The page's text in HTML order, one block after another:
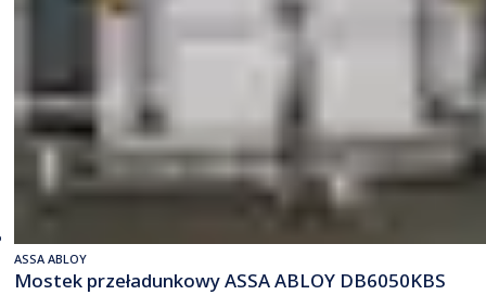
ASSA ABLOY
Mostek przeładunkowy ASSA ABLOY DB6050KBS